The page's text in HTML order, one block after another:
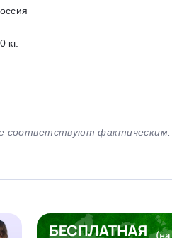
кг.
соответствуют